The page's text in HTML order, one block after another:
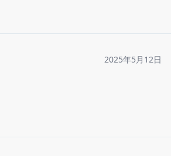
2025年5月12日